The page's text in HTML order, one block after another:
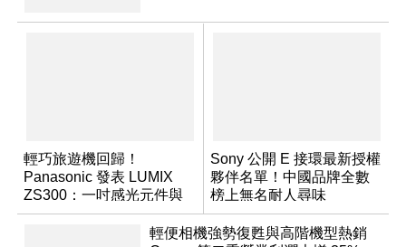
輕巧旅遊機回歸！
Panasonic 發表 LUMIX
ZS300：一吋感光元件與
15 倍光學變焦
Sony 公開 E 接環最新授權
夥伴名單！中國品牌全數
榜上無名耐人尋味
輕便相機強勢復甦與高階機型熱銷